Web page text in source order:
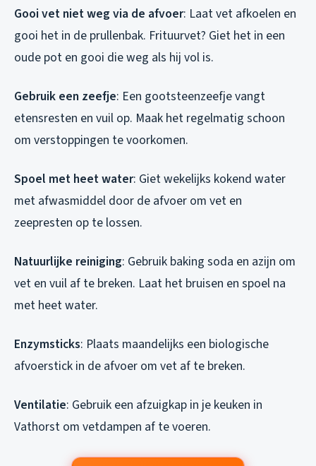
Gooi vet niet weg via de afvoer: Laat vet afkoelen en
gooi het in de prullenbak. Frituurvet? Giet het in een
oude pot en gooi die weg als hij vol is.
Gebruik een zeefje: Een gootsteenzeefje vangt
etensresten en vuil op. Maak het regelmatig schoon
om verstoppingen te voorkomen.
Spoel met heet water: Giet wekelijks kokend water
met afwasmiddel door de afvoer om vet en
zeepresten op te lossen.
Natuurlijke reiniging: Gebruik baking soda en azijn om
vet en vuil af te breken. Laat het bruisen en spoel na
met heet water.
Enzymsticks: Plaats maandelijks een biologische
afvoerstick in de afvoer om vet af te breken.
Ventilatie: Gebruik een afzuigkap in je keuken in
Vathorst om vetdampen af te voeren.